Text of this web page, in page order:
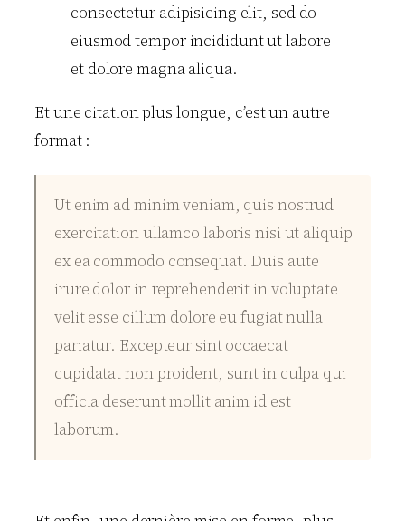
consectetur adipisicing elit, sed do
eiusmod tempor incididunt ut labore
et dolore magna aliqua.
Et une citation plus longue, c’est un autre
format :
Ut enim ad minim veniam, quis nostrud
exercitation ullamco laboris nisi ut aliquip
ex ea commodo consequat. Duis aute
irure dolor in reprehenderit in voluptate
velit esse cillum dolore eu fugiat nulla
pariatur. Excepteur sint occaecat
cupidatat non proident, sunt in culpa qui
officia deserunt mollit anim id est
laborum.